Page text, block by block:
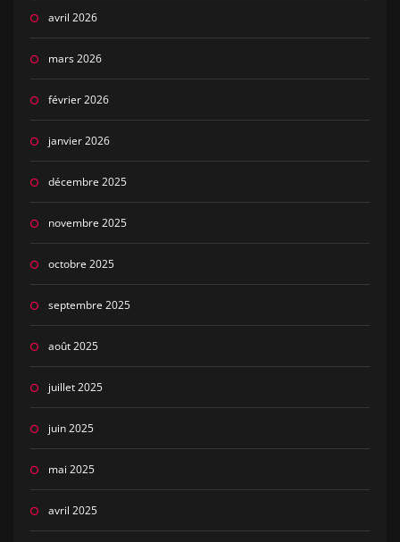
avril 2026
mars 2026
février 2026
janvier 2026
décembre 2025
novembre 2025
octobre 2025
septembre 2025
août 2025
juillet 2025
juin 2025
mai 2025
avril 2025